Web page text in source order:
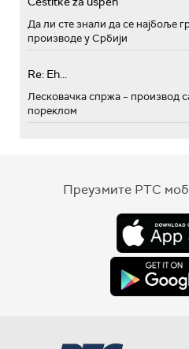
Да ли сте знали да се најбоље
производе у Србији
Re: Eh...
Лесковачка спржа – производ
пореклом
Преузмите РТС